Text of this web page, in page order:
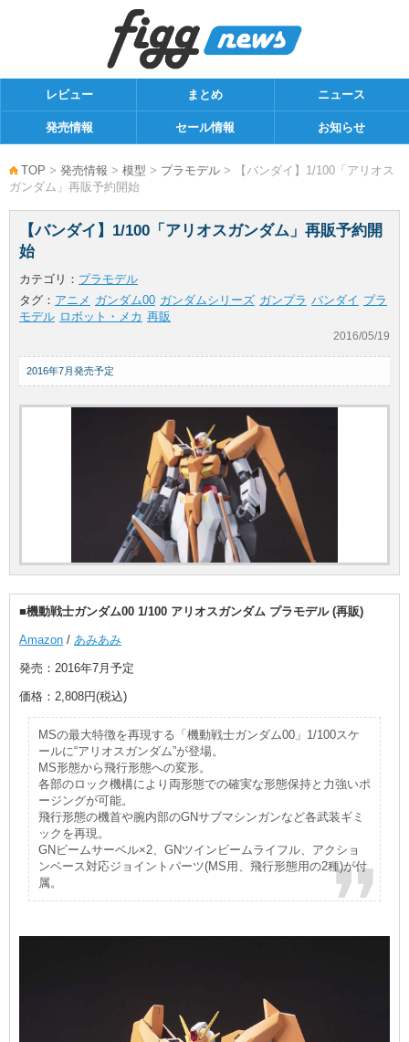
レビュー まとめ ニュース
発売情報 セール情報 お知らせ
TOP > 発売情報 > 模型 > プラモデル > 【バンダイ】1/100「アリオス
ガンダム」再販予約開始
【バンダイ】1/100「アリオスガンダム」再販予約開
始
カテゴリ： プラモデル
タグ： アニメ ガンダム00 ガンダムシリーズ ガンプラ バンダイ プラ
モデル ロボット・メカ 再販
2016/05/19
2016年7月発売予定
■機動戦士ガンダム00 1/100 アリオスガンダム プラモデル (再販)
Amazon / あみあみ
発売：2016年7月予定
価格：2,808円(税込)
MSの最大特徴を再現する「機動戦士ガンダム00」1/100スケ
ールに“アリオスガンダム”が登場。
MS形態から飛行形態への変形。
各部のロック機構により両形態での確実な形態保持と力強いポ
ージングが可能。
飛行形態の機首や腕内部のGNサブマシンガンなど各武装ギミ
ックを再現。
GNビームサーベル×2、GNツインビームライフル、アクショ
ンベース対応ジョイントパーツ(MS用、飛行形態用の2種)が付
属。